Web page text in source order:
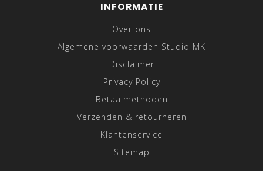
INFORMATIE
Over ons
Algemene voorwaarden Studio MK
Disclaimer
Privacy Policy
Betaalmethoden
Verzenden & retourneren
Klantenservice
Sitemap